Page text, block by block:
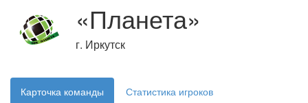
«Планета»
г. Иркутск
Карточка команды
Статистика игроков